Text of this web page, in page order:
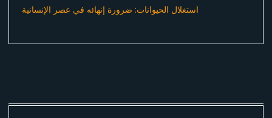
استغلال الحيوانات: ضرورة إنهائه في عصر الإنسانية